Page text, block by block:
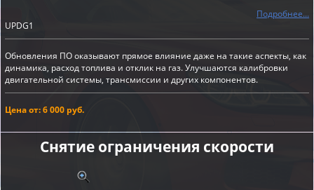
Подробнее...
UPDG1
Обновления ПО оказывают прямое влияние даже на такие аспекты, как
динамика, расход топлива и отклик на газ. Улучшаются калибровки
двигательной системы, трансмиссии и других компонентов.
Цена от: 6 000 руб.
Снятие ограничения скорости